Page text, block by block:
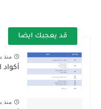
قد يعجبك ايضا
منذ
منذ